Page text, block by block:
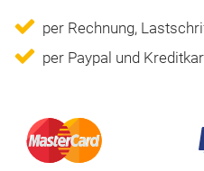
per Rechnung,
per Paypal und